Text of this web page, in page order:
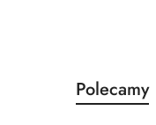
Pomiń karuzelę
Produkty
o
Polecamy